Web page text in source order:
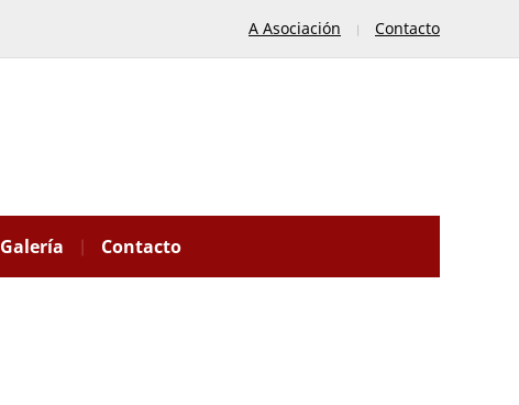
A Asociación Contacto
Galería Contacto